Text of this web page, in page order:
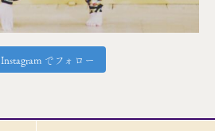
Instagram でフォロー